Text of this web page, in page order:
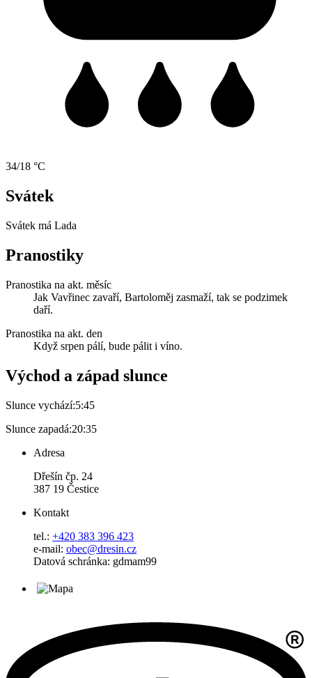
34/18 °C
Svátek
Svátek má Lada
Pranostiky
Pranostika na akt. měsíc
Jak Vavřinec zavaří, Bartoloměj zasmaží, tak se podzimek
daří.
Pranostika na akt. den
Když srpen pálí, bude pálit i víno.
Východ a západ slunce
Slunce vychází:5:45
Slunce zapadá:20:35
Adresa
Dřešín čp. 24
387 19 Čestice
Kontakt
tel.: +420 383 396 423
e-mail: obec@dresin.cz
Datová schránka: gdmam99